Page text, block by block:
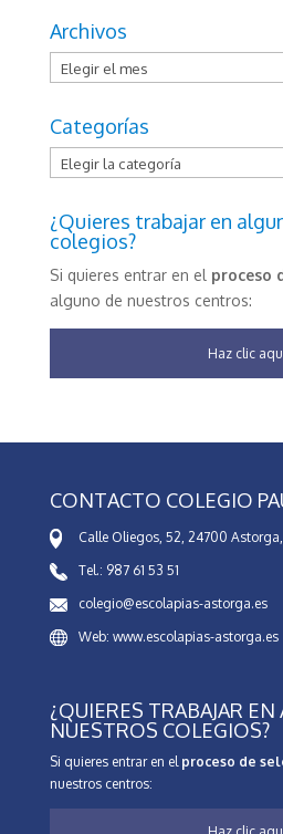
Archivos
Archivos
Categorías
Categorías
¿Quieres trabajar en
colegios?
Si quieres entrar en el proceso
alguno de nuestros centros:
Haz clic
CONTACTO COLEGIO
Calle Oliegos, 52, 24700
Tel.: 987 61 53 51
colegio@escolapias-astorga.es
Web: www.escolapias-astorga.es
¿QUIERES TRABAJAR
NUESTROS COLEGIOS?
Si quieres entrar en el proceso de
nuestros centros: